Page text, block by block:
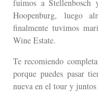
fuimos a
Hoopenburg, luego
finalmente tuvimos
Wine Estate.
Te recomiendo
porque puedes pasar
nueva en el tour y